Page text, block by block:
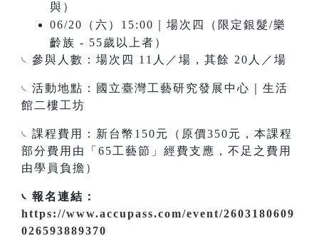
與）
06/20（六）15:00｜場次四（限定銀髮/樂
齡族 - 55歲以上者）
𓏹 參與人數：場次四 11人／場，其餘 20人／場
𓏹 活動地點：國立臺灣工藝研究發展中心｜生活
館二樓工坊
𓏹 課程費用：新台幣150元（原價350元，本課程
部分費用由「65工藝節」經費支應，不足之費用
由學員負擔）
𓏹 報名連結：
https://www.accupass.com/event/2603180609
026593889370